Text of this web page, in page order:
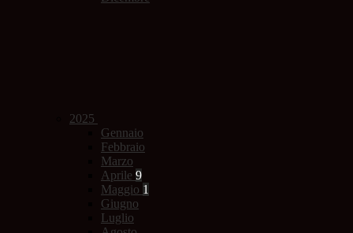
2025
Gennaio
Febbraio
Marzo
Aprile 9
Maggio 1
Giugno
Luglio